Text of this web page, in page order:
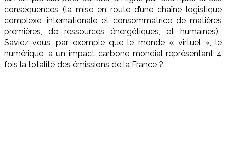
conséquences (la mise en route d’une chaîne logistique
complexe, internationale et consommatrice de matières
premières, de ressources énergétiques, et humaines).
Saviez-vous, par exemple que le monde « virtuel », le
numérique, a un impact carbone mondial représentant 4
fois la totalité des émissions de la France ?